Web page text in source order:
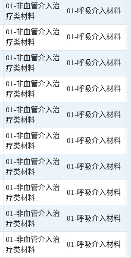
01-非血管介入治
疗类材料
01-呼吸介入材料
01-非血管介入治
疗类材料
01-呼吸介入材料
01-非血管介入治
疗类材料
01-呼吸介入材料
01-非血管介入治
疗类材料
01-呼吸介入材料
01-非血管介入治
疗类材料
01-呼吸介入材料
01-非血管介入治
疗类材料
01-呼吸介入材料
01-非血管介入治
疗类材料
01-呼吸介入材料
01-非血管介入治
疗类材料
01-呼吸介入材料
01-非血管介入治
疗类材料
01-呼吸介入材料
01-非血管介入治
疗类材料
01-呼吸介入材料